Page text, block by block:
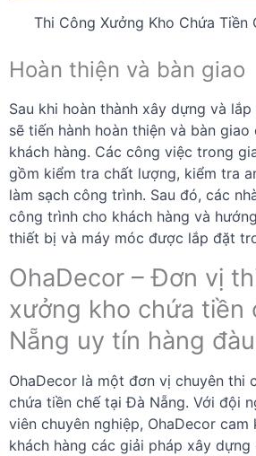
Thi Công Xưởng Kho Chứa Tiền
Hoàn thiện và bàn giao
Sau khi hoàn thành xây dựng và
sẽ tiến hành hoàn thiện và bàn
khách hàng. Các công việc trong
gồm kiểm tra chất lượng, kiểm tra
làm sạch công trình. Sau đó, các
công trình cho khách hàng và
thiết bị và máy móc được lắp đặt
OhaDecor – Đơn vị
xưởng kho chứa tiền
Nẵng uy tín hàng đàu
OhaDecor là một đơn vị chuyên thi
chứa tiền chế tại Đà Nẵng. Với đội
viên chuyên nghiệp, OhaDecor
khách hàng các giải pháp xây